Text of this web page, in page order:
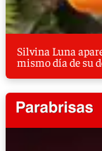
Silvina Luna
mismo día de su